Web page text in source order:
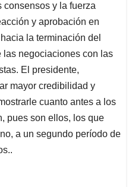
consensos y la fuerza
y aprobación en
la terminación del
las negociaciones con las
El presidente,
mayor credibilidad y
cuanto antes a los
pues son ellos, los que
a un segundo período de